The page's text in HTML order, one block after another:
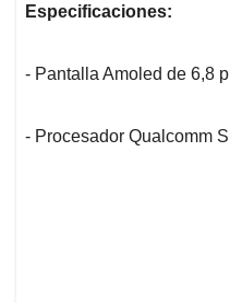
Especificaciones:
- Pantalla Amoled de 6,8
- Procesador Qualcomm